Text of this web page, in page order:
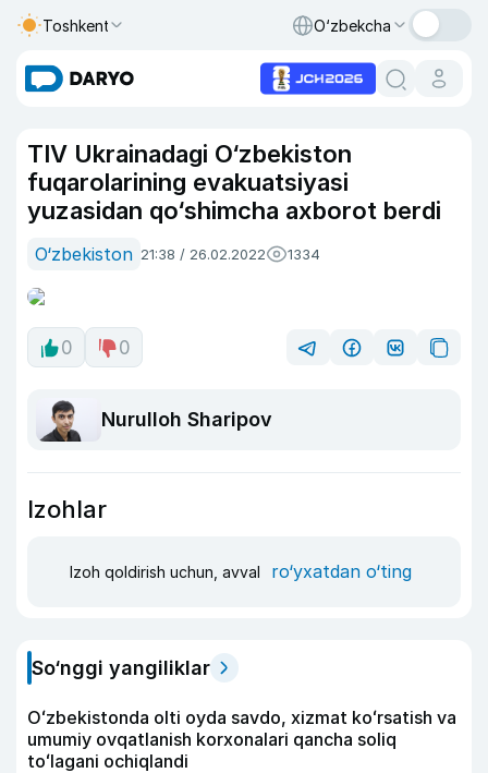
Toshkent O‘zbekcha
TIV Ukrainadagi O‘zbekiston
fuqarolarining evakuatsiyasi
yuzasidan qo‘shimcha axborot berdi
O‘zbekiston 21:38 / 26.02.2022 1334
0 0
Nurulloh Sharipov
Izohlar
Izoh qoldirish uchun, avval ro‘yxatdan o‘ting
So‘nggi yangiliklar
Oʻzbekistonda olti oyda savdo, xizmat koʻrsatish va
umumiy ovqatlanish korxonalari qancha soliq
toʻlagani ochiqlandi